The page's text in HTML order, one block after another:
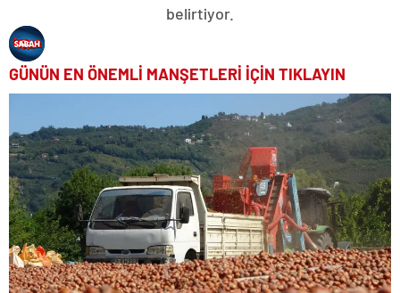
belirtiyor.
GÜNÜN EN ÖNEMLİ MANŞETLERİ İÇİN TIKLAYIN